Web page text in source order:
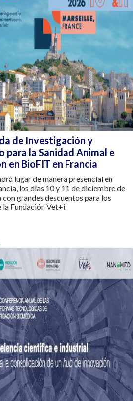
de Investigación y
para la Sanidad Animal e
en BioFIT en Francia
lugar de manera presencial en
los días 10 y 11 de diciembre de
con grandes descuentos para los
la Fundación Vet+i.